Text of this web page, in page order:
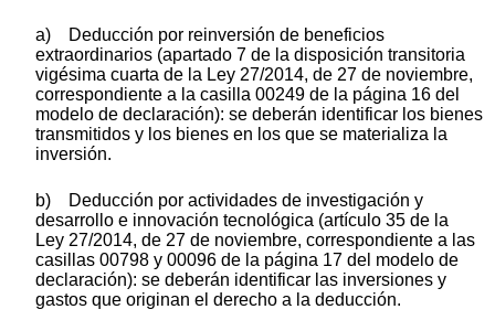
a) Deducción por reinversión de beneficios
extraordinarios (apartado 7 de la disposición transitoria
vigésima cuarta de la Ley 27/2014, de 27 de noviembre,
correspondiente a la casilla 00249 de la página 16 del
modelo de declaración): se deberán identificar los bienes
transmitidos y los bienes en los que se materializa la
inversión.
b) Deducción por actividades de investigación y
desarrollo e innovación tecnológica (artículo 35 de la
Ley 27/2014, de 27 de noviembre, correspondiente a las
casillas 00798 y 00096 de la página 17 del modelo de
declaración): se deberán identificar las inversiones y
gastos que originan el derecho a la deducción.